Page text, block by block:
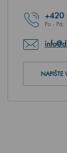
+420
Po - Pá:
NAPIŠTE